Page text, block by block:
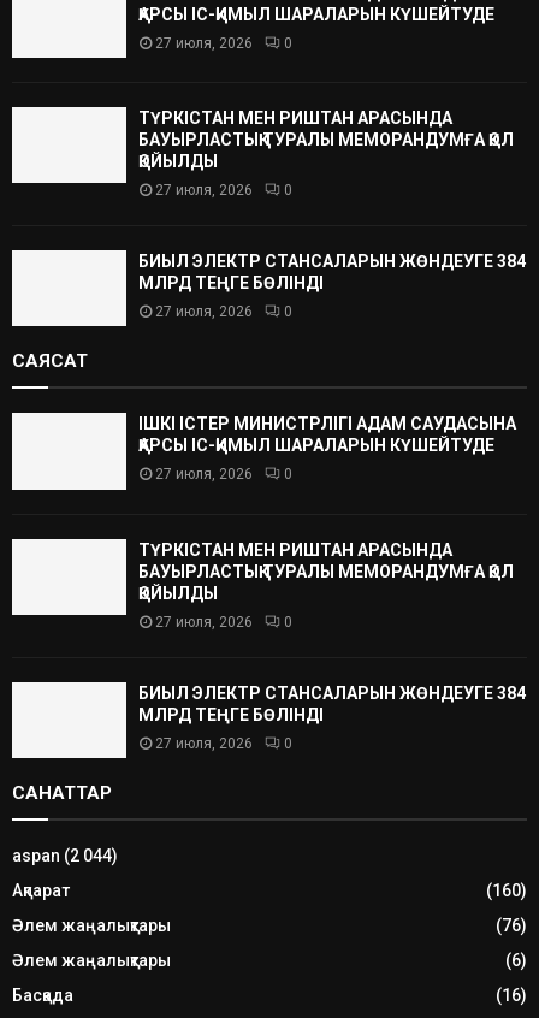
ҚАРСЫ ІС-ҚИМЫЛ ШАРАЛАРЫН КҮШЕЙТУДЕ
27 июля, 2026 0
ТҮРКІСТАН МЕН РИШТАН АРАСЫНДА
БАУЫРЛАСТЫҚ ТУРАЛЫ МЕМОРАНДУМҒА ҚОЛ
ҚОЙЫЛДЫ
27 июля, 2026 0
БИЫЛ ЭЛЕКТР СТАНСАЛАРЫН ЖӨНДЕУГЕ 384
МЛРД ТЕҢГЕ БӨЛІНДІ
27 июля, 2026 0
САЯСАТ
ІШКІ ІСТЕР МИНИСТРЛІГІ АДАМ САУДАСЫНА
ҚАРСЫ ІС-ҚИМЫЛ ШАРАЛАРЫН КҮШЕЙТУДЕ
27 июля, 2026 0
ТҮРКІСТАН МЕН РИШТАН АРАСЫНДА
БАУЫРЛАСТЫҚ ТУРАЛЫ МЕМОРАНДУМҒА ҚОЛ
ҚОЙЫЛДЫ
27 июля, 2026 0
БИЫЛ ЭЛЕКТР СТАНСАЛАРЫН ЖӨНДЕУГЕ 384
МЛРД ТЕҢГЕ БӨЛІНДІ
27 июля, 2026 0
САНАТТАР
aspan (2 044)
Ақпарат
(160)
Әлем жаңалықтары
(76)
Әлем жаңалықтары
(6)
Басқада
(16)